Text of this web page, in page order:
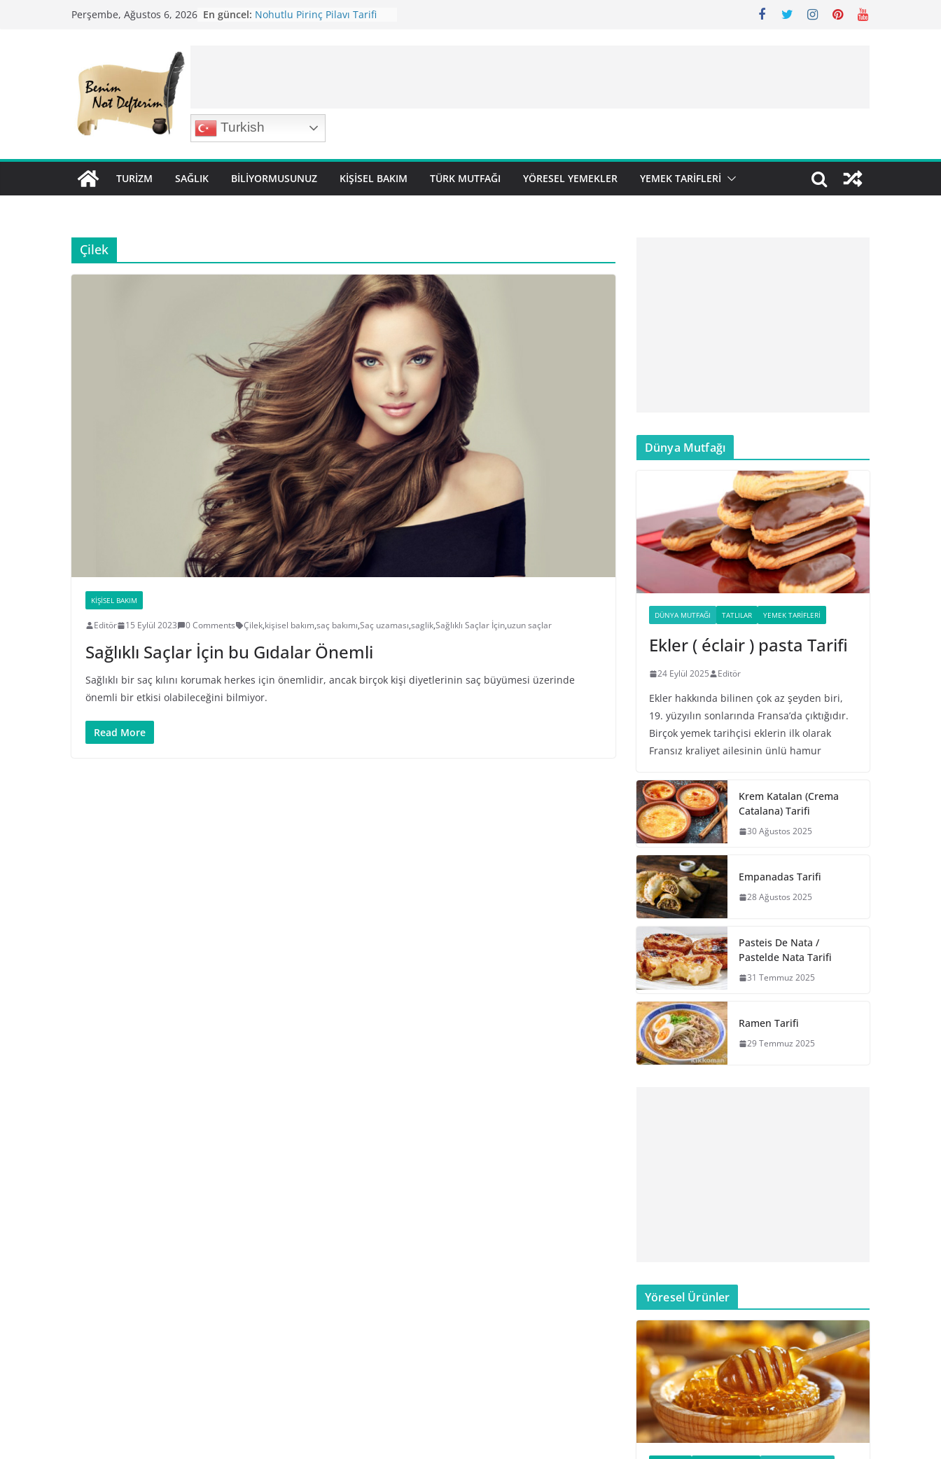
Perşembe, Ağustos 6, 2026 En güncel: Nohutlu Pirinç Pilavı Tarifi
Turkish
TURIZM SAĞLIK BILIYORMUSUNUZ KIŞISEL BAKIM TÜRK MUTFAĞI YÖRESEL YEMEKLER YEMEK TARIFLERI
Çilek
KIŞISEL BAKIM
Editör 15 Eylül 2023 0 Comments Çilek,kişisel bakım,saç bakımı,Saç uzaması,saglik,Sağlıklı Saçlar İçin,uzun saçlar
Sağlıklı Saçlar İçin bu Gıdalar Önemli
Sağlıklı bir saç kılını korumak herkes için önemlidir, ancak birçok kişi diyetlerinin saç büyümesi üzerinde
önemli bir etkisi olabileceğini bilmiyor.
Read More
Dünya Mutfağı
DÜNYA MUTFAĞI TATLILAR YEMEK TARIFLERI
Ekler ( éclair ) pasta Tarifi
24 Eylül 2025 Editör
Ekler hakkında bilinen çok az şeyden biri,
19. yüzyılın sonlarında Fransa’da çıktığıdır.
Birçok yemek tarihçisi eklerin ilk olarak
Fransız kraliyet ailesinin ünlü hamur
Krem Katalan (Crema
Catalana) Tarifi
30 Ağustos 2025
Empanadas Tarifi
28 Ağustos 2025
Pasteis De Nata /
Pastelde Nata Tarifi
31 Temmuz 2025
Ramen Tarifi
29 Temmuz 2025
Yöresel Ürünler